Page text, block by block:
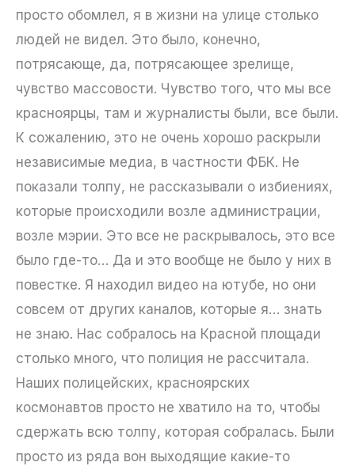
просто обомлел, я в жизни на улице столько
людей не видел. Это было, конечно,
потрясающе, да, потрясающее зрелище,
чувство массовости. Чувство того, что мы все
красноярцы, там и журналисты были, все были.
К сожалению, это не очень хорошо раскрыли
независимые медиа, в частности ФБК. Не
показали толпу, не рассказывали о избиениях,
которые происходили возле администрации,
возле мэрии. Это все не раскрывалось, это все
было где-то… Да и это вообще не было у них в
повестке. Я находил видео на ютубе, но они
совсем от других каналов, которые я… знать
не знаю. Нас собралось на Красной площади
столько много, что полиция не рассчитала.
Наших полицейских, красноярских
космонавтов просто не хватило на то, чтобы
сдержать всю толпу, которая собралась. Были
просто из ряда вон выходящие какие-то